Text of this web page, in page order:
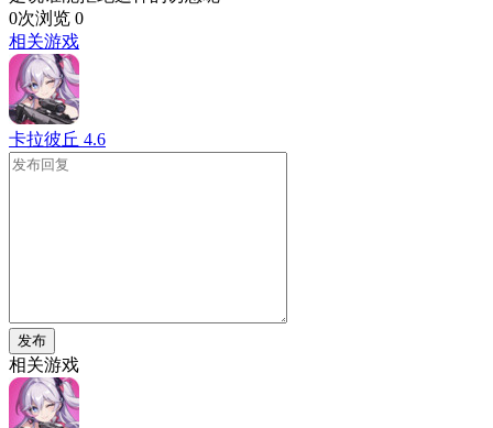
0次浏览 0
相关游戏
卡拉彼丘 4.6
发布
相关游戏